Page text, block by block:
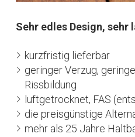
Sehr edles Design, sehr
kurzfristig lieferbar
geringer Verzug,
Rissbildung
luftgetrocknet, FAS
die preisgünstige
mehr als 25 Jahre